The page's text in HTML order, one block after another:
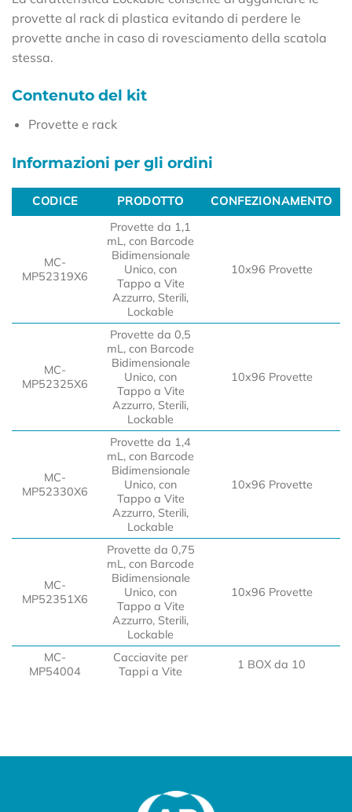
provette al rack di plastica evitando di perdere le
provette anche in caso di rovesciamento della scatola
stessa.
Contenuto del kit
Provette e rack
Informazioni per gli ordini
CODICE PRODOTTO
CONFEZIONAMENTO
PRODOTTO
MC-
MP52319X6
Provette da 1,1
mL, con Barcode
Bidimensionale
Unico, con
Tappo a Vite
Azzurro, Sterili,
Lockable
10x96 Provette
MC-
MP52325X6
Provette da 0,5
mL, con Barcode
Bidimensionale
Unico, con
Tappo a Vite
Azzurro, Sterili,
Lockable
10x96 Provette
MC-
MP52330X6
Provette da 1,4
mL, con Barcode
Bidimensionale
Unico, con
Tappo a Vite
Azzurro, Sterili,
Lockable
10x96 Provette
MC-
MP52351X6
Provette da 0,75
mL, con Barcode
Bidimensionale
Unico, con
Tappo a Vite
Azzurro, Sterili,
Lockable
10x96 Provette
MC-
MP54004
Cacciavite per
Tappi a Vite
1 BOX da 10